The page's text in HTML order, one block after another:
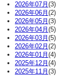
2026年07月 (3)
2026年06月 (2)
2026年05月 (3)
2026年04月 (5)
2026年03月 (5)
2026年02月 (2)
2026年01月 (4)
2025年12月 (4)
2025年11月 (3)